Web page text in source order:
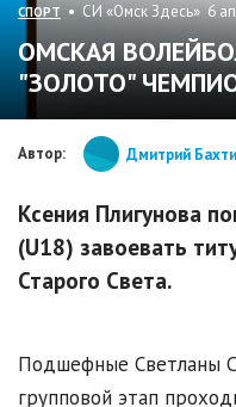
СПОРТ • СИ «Омск Здесь» 6
ОМСКАЯ
"ЗОЛОТО"
Автор: Дмитрий
Ксения Плигунова
(U18) завоевать
Старого Света.
Подшефные Светланы
групповой этап